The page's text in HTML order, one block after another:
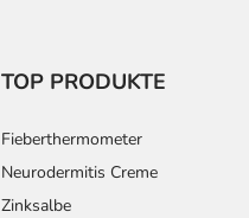
TOP PRODUKTE
Fieberthermometer
Neurodermitis Creme
Zinksalbe